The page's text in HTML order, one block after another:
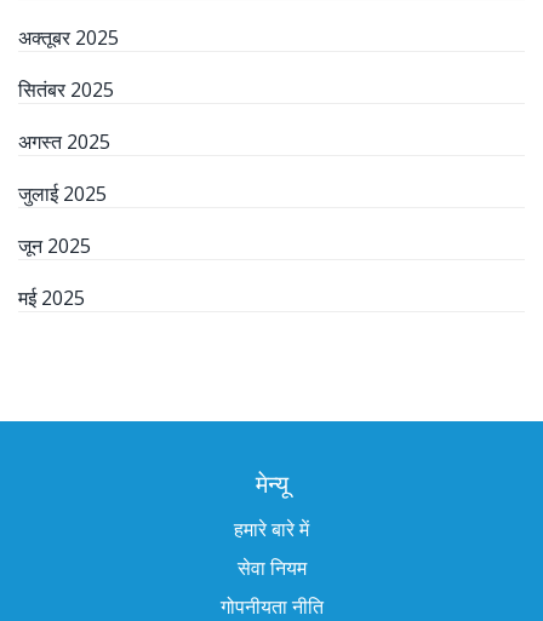
अक्तूबर 2025
सितंबर 2025
अगस्त 2025
जुलाई 2025
जून 2025
मई 2025
मेन्यू
हमारे बारे में
सेवा नियम
गोपनीयता नीति